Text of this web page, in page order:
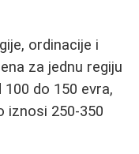
ordinacije i
za jednu regiju
do 150 evra,
iznosi 250-350